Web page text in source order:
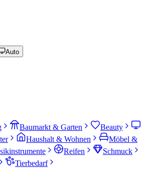
Auto
Baumarkt & Garten
Beauty
Haushalt & Wohnen
Möbel &
Reifen
Schmuck
Tierbedarf